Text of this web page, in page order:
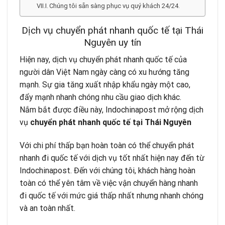
Chúng tôi sẵn sàng phục vụ quý khách 24/24.
Dịch vụ chuyển phát nhanh quốc tế tại Thái
Nguyên uy tín
Hiện nay, dịch vụ chuyển phát nhanh quốc tế của
người dân Việt Nam ngày càng có xu hướng tăng
mạnh. Sự gia tăng xuất nhập khẩu ngày một cao,
đẩy mạnh nhanh chóng nhu cầu giao dịch khác.
Nắm bắt được điều này, Indochinapost mở rộng dịch
vụ chuyển phát nhanh quốc tế tại Thái Nguyên
Với chi phí thấp bạn hoàn toàn có thể chuyển phát
nhanh đi quốc tế với dịch vụ tốt nhất hiện nay đến từ
Indochinapost. Đến với chúng tôi, khách hàng hoàn
toàn có thể yên tâm về việc vận chuyển hàng nhanh
đi quốc tế với mức giá thấp nhất nhưng nhanh chóng
và an toàn nhất.